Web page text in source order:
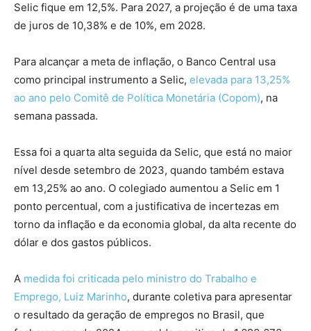
Selic fique em 12,5%. Para 2027, a projeção é de uma taxa
de juros de 10,38% e de 10%, em 2028.
Para alcançar a meta de inflação, o Banco Central usa
como principal instrumento a Selic, elevada para 13,25%
ao ano pelo Comitê de Política Monetária (Copom), na
semana passada.
Essa foi a quarta alta seguida da Selic, que está no maior
nível desde setembro de 2023, quando também estava
em 13,25% ao ano. O colegiado aumentou a Selic em 1
ponto percentual, com a justificativa de incertezas em
torno da inflação e da economia global, da alta recente do
dólar e dos gastos públicos.
A medida foi criticada pelo ministro do Trabalho e
Emprego, Luiz Marinho, durante coletiva para apresentar
o resultado da geração de empregos no Brasil, que